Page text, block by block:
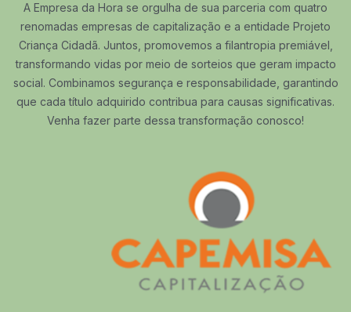
A Empresa da Hora se orgulha de sua parceria com quatro
renomadas empresas de capitalização e a entidade Projeto
Criança Cidadã. Juntos, promovemos a filantropia premiável,
transformando vidas por meio de sorteios que geram impacto
social. Combinamos segurança e responsabilidade, garantindo
que cada título adquirido contribua para causas significativas.
Venha fazer parte dessa transformação conosco!